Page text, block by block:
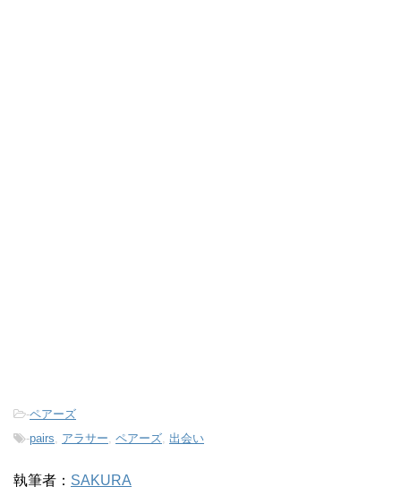
-ペアーズ
-pairs アラサー ペアーズ 出会い
執筆者： SAKURA